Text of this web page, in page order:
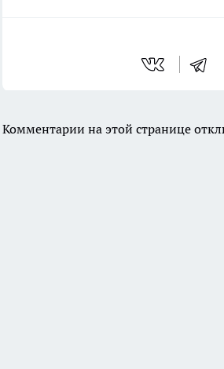
Комментарии на этой странице